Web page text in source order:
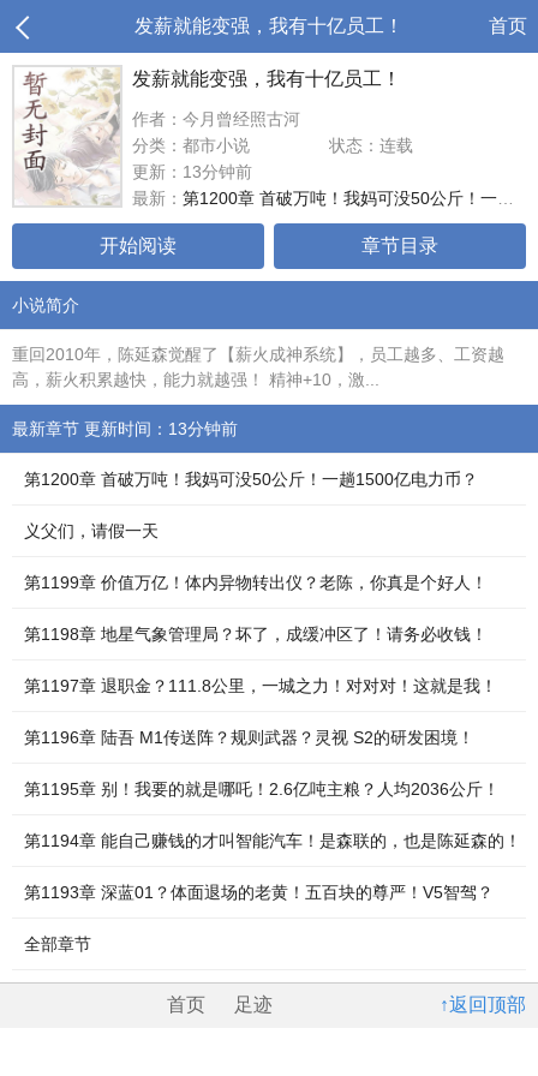
发薪就能变强，我有十亿员工！ 首页
发薪就能变强，我有十亿员工！
作者：今月曾经照古河
分类：都市小说
状态：连载
更新：13分钟前
最新： 第1200章 首破万吨！我妈可没50公斤！一趟1500亿电力币？
开始阅读 章节目录
小说简介
重回2010年，陈延森觉醒了【薪火成神系统】，员工越多、工资越
高，薪火积累越快，能力就越强！ 精神+10，激...
最新章节 更新时间：13分钟前
第1200章 首破万吨！我妈可没50公斤！一趟1500亿电力币？
义父们，请假一天
第1199章 价值万亿！体内异物转出仪？老陈，你真是个好人！
第1198章 地星气象管理局？坏了，成缓冲区了！请务必收钱！
第1197章 退职金？111.8公里，一城之力！对对对！这就是我！
第1196章 陆吾 M1传送阵？规则武器？灵视 S2的研发困境！
第1195章 别！我要的就是哪吒！2.6亿吨主粮？人均2036公斤！
第1194章 能自己赚钱的才叫智能汽车！是森联的，也是陈延森的！
第1193章 深蓝01？体面退场的老黄！五百块的尊严！V5智驾？
全部章节
↑返回顶部
首页 足迹